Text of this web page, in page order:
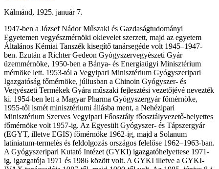
Kálmánd, 1925. január 7.
1947-ben a József Nádor Műszaki és Gazdaságtudományi
Egyetemen vegyészmérnöki oklevelet szerzett, majd az egyetem
Általános Kémiai Tanszék kisegítő tanársegéde volt 1945–1947-
ben. Ezután a Richter Gedeon Gyógyszervegyészeti Gyár
üzemmérnöke, 1950-ben a Bánya- és Energiaügyi Minisztérium
mérnöke lett. 1953-tól a Vegyipari Minisztérium Gyógyszeripari
Igazgatóság főmérnöke, júliusban a Chinoin Gyógyszer- és
Vegyészeti Termékek Gyára műszaki fejlesztési vezetőjévé nevezték
ki. 1954-ben lett a Magyar Pharma Gyógyszergyár főmérnöke,
1955-től ismét minisztériumi állásba ment, a Nehézipari
Minisztérium Szerves Vegyipari Főosztály főosztályvezető-helyettes
főmérnöke volt 1957-ig. Az Egyesült Gyógyszer- és Tápszergyár
(EGYT, illetve EGIS) főmérnöke 1962-ig, majd a Solanum
latiniatum-termelés és feldolgozás országos felelőse 1962–1963-ban.
A Gyógyszeripari Kutató Intézet (GYKI) igazgatóhelyettese 1971-
ig, igazgatója 1971 és 1986 között volt. A GYKI illetve a GYKI-